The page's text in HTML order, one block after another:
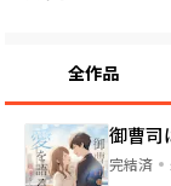
全作品
御曹司
完結済